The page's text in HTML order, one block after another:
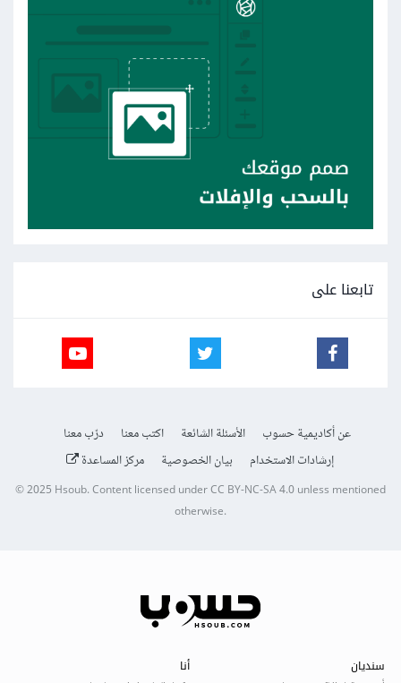
تابعنا على
عن أكاديمية حسوب الأسئلة الشائعة اكتب معنا
درّب معنا
إرشادات الاستخدام
بيان الخصوصية مركز المساعدة
© 2025Hsoub.Content licensed underCC BY-NC-SA 4.0unless mentioned
otherwise.